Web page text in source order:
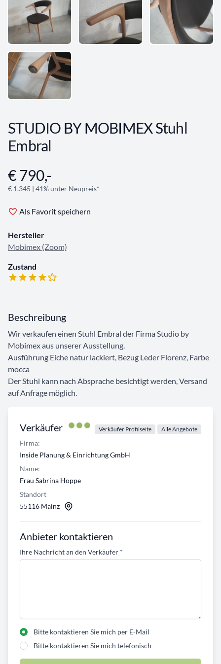
STUDIO BY MOBIMEX Stuhl
Embral
Angebotsinformationen
€ 790,-
€ 1.345 | 41% unter Neupreis*
Als Favorit speichern
Hersteller
Mobimex (Zoom)
Zustand
Verkäufer Verkäufer Profilseite Alle Angebote
Firma:
Inside Planung & Einrichtung GmbH
Name:
Frau Sabrina Hoppe
Standort
55116 Mainz
Anbieter kontaktieren
Ihre Nachricht an den Verkäufer *
Bitte kontaktieren Sie mich per E-Mail
Bitte kontaktieren Sie mich telefonisch
Beschreibung
Wir verkaufen einen Stuhl Embral der Firma Studio by
Mobimex aus unserer Ausstellung.
Ausführung Eiche natur lackiert, Bezug Leder Florenz, Farbe
mocca
Der Stuhl kann nach Absprache besichtigt werden, Versand
auf Anfrage möglich.